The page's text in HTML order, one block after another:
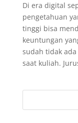
Di era digital
pengetahuan
tinggi bisa
keuntungan
sudah tidak
saat kuliah.